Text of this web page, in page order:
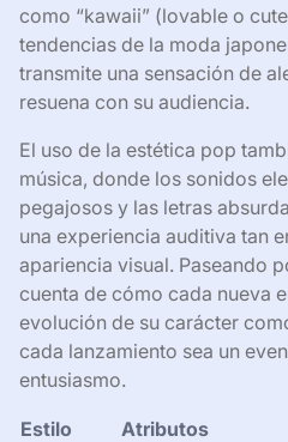
como “kawaii” (lovable o
tendencias de la moda
transmite una sensación de
resuena con su audiencia.
El uso de la estética pop
música, donde los sonidos
pegajosos y las letras
una experiencia auditiva tan
apariencia visual. Paseando
cuenta de cómo cada nueva
evolución de su carácter
cada lanzamiento sea un
entusiasmo.
Estilo
Atributos